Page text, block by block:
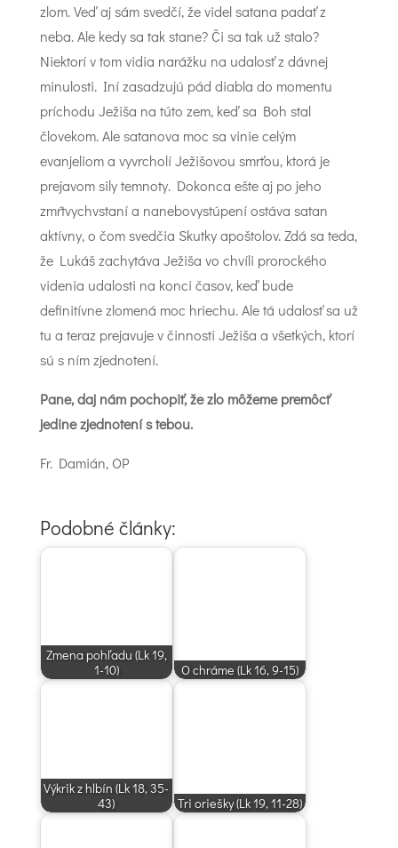
zlom. Veď aj sám svedčí, že videl satana padať z
neba. Ale kedy sa tak stane? Či sa tak už stalo?
Niektorí v tom vidia narážku na udalosť z dávnej
minulosti. Iní zasadzujú pád diabla do momentu
príchodu Ježiša na túto zem, keď sa Boh stal
človekom. Ale satanova moc sa vinie celým
evanjeliom a vyvrcholí Ježišovou smrťou, ktorá je
prejavom sily temnoty. Dokonca ešte aj po jeho
zmŕtvychvstaní a nanebovystúpení ostáva satan
aktívny, o čom svedčia Skutky apoštolov. Zdá sa teda,
že Lukáš zachytáva Ježiša vo chvíli prorockého
videnia udalosti na konci časov, keď bude
definitívne zlomená moc hriechu. Ale tá udalosť sa už
tu a teraz prejavuje v činnosti Ježiša a všetkých, ktorí
sú s ním zjednotení.
Pane, daj nám pochopiť, že zlo môžeme premôcť
jedine zjednotení s tebou.
Fr. Damián, OP
Podobné články:
Zmena pohľadu (Lk 19,
1-10)
O chráme (Lk 16, 9-15)
Výkrik z hlbín (Lk 18, 35-
43)
Tri oriešky (Lk 19, 11-28)